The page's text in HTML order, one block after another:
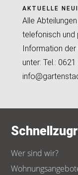
AKTUELLE
Alle
telefonisch und
Information
unter: Tel.:
Wer sind wir?